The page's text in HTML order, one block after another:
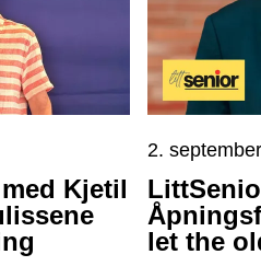
Kjetil
2.
let the